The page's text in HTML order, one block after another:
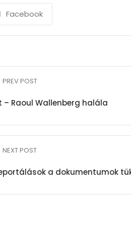
Facebook
PREV POST
– Raoul Wallenberg halála
NEXT POST
a dokumentumok